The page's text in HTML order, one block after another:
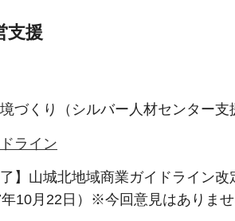
支援
づくり（シルバー人材センター支
ライン
了】山城北地域商業ガイドライン
10月22日）※今回意見はありませ